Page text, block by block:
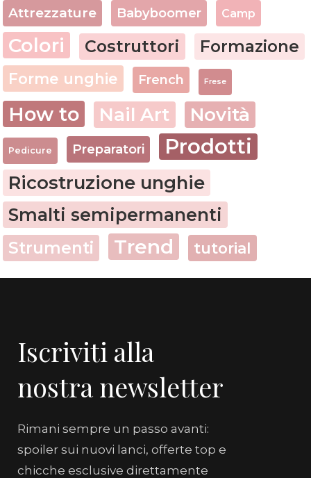
Attrezzature Babyboomer Camp
Colori Costruttori Formazione
Forme unghie French Frese
How to Nail Art Novità
Pedicure Preparatori Prodotti
Ricostruzione unghie
Smalti semipermanenti
Strumenti Trend tutorial
Iscriviti alla
nostra newsletter
Rimani sempre un passo avanti:
spoiler sui nuovi lanci, offerte top e
chicche esclusive direttamente